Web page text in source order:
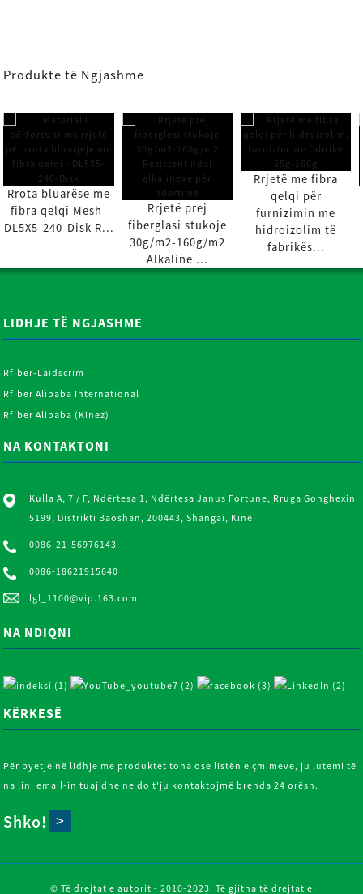
Produkte të Ngjashme
Rrota bluarëse me
fibra qelqi Mesh-
DL5X5-240-Disk R...
Rrjetë prej
fiberglasi stukoje
30g/m2-160g/m2
Alkaline ...
Rrjetë me fibra
qelqi për
furnizimin me
hidroizolim të
fabrikës...
LIDHJE TË NGJASHME
Rfiber-Laidscrim
Rfiber Alibaba International
Rfiber Alibaba (Kinez)
NA KONTAKTONI
Kulla A, 7 / F, Ndërtesa 1, Ndërtesa Janus Fortune, Rruga Gonghexin
5199, Distrikti Baoshan, 200443, Shangai, Kinë
0086-21-56976143
0086-18621915640
lgl_1100@vip.163.com
NA NDIQNI
KËRKESË
Për pyetje në lidhje me produktet tona ose listën e çmimeve, ju lutemi të
na lini email-in tuaj dhe ne do t'ju kontaktojmë brenda 24 orësh.
Shko!
© Të drejtat e autorit - 2010-2023: Të gjitha të drejtat e